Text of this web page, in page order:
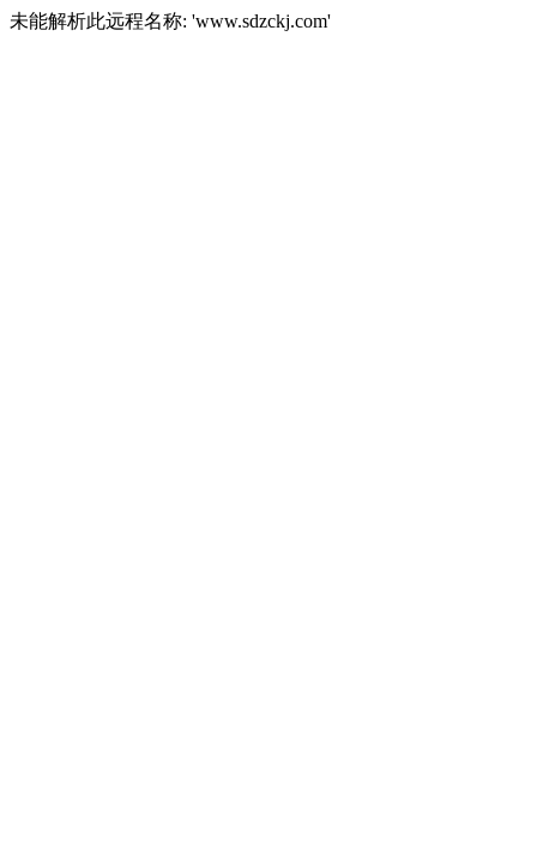
未能解析此远程名称: 'www.sdzckj.com'